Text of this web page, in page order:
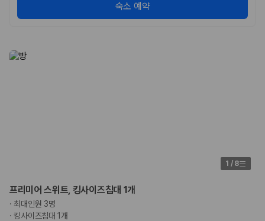
숙소 예약
1 / 8
프리미어 스위트, 킹사이즈침대 1개
· 최대인원 3명
·킹사이즈침대 1개